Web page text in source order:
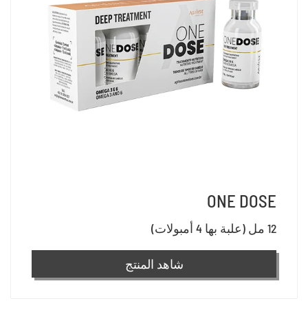
ONE DOSE
12 مل (علبة بها 4 أمبولات)
شاهد المنتج